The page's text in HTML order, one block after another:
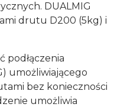
DUALMIG
drutu D200 (5kg) i
podłączenia
umożliwiającego
bez konieczności
umożliwia